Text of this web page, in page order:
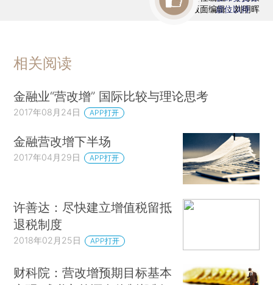
版面编辑：刘明晖
虚位以待
相关阅读
金融业“营改增” 国际比较与理论思考
2017年08月24日 APP打开
金融营改增下半场
2017年04月29日 APP打开
许善达：尽快建立增值税留抵
退税制度
2018年02月25日 APP打开
财科院：营改增预期目标基本